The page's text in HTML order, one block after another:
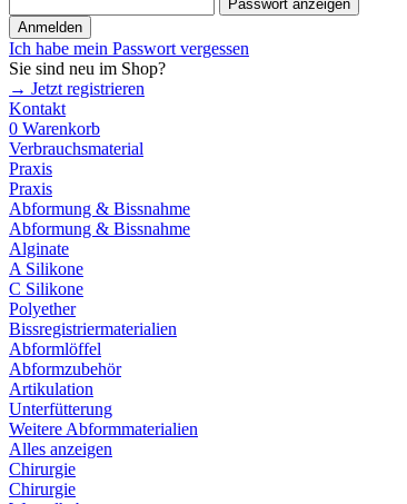
Passwort anzeigen
Anmelden
Ich habe mein Passwort vergessen
Sie sind neu im Shop?
→ Jetzt registrieren
Kontakt
0 Warenkorb
Verbrauchsmaterial
Praxis
Praxis
Abformung & Bissnahme
Abformung & Bissnahme
Alginate
A Silikone
C Silikone
Polyether
Bissregistriermaterialien
Abformlöffel
Abformzubehör
Artikulation
Unterfütterung
Weitere Abformmaterialien
Alles anzeigen
Chirurgie
Chirurgie